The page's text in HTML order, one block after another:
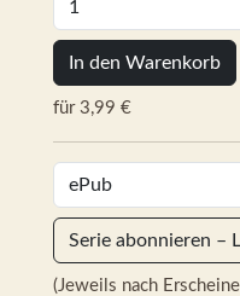
In den Warenkorb
für 3,99 €
Serie abonnieren –
(Jeweils nach